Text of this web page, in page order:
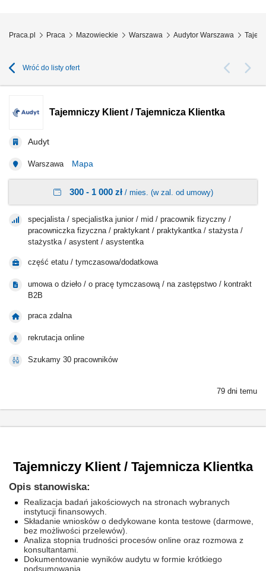
Praca.pl Praca Mazowieckie Warszawa Audytor Warszawa
Wróć do listy ofert
Tajemniczy Klient / Tajemnicza Klientka
Audyt
Warszawa Mapa
300 - 1 000 zł/ mies. (w zal. od umowy)
specjalista / specjalistka junior / mid / pracownik fizyczny /
pracowniczka fizyczna / praktykant / praktykantka / stażysta /
stażystka / asystent / asystentka
część etatu / tymczasowa/dodatkowa
umowa o dzieło / o pracę tymczasową / na zastępstwo / kontrakt
B2B
praca zdalna
rekrutacja online
Szukamy 30 pracowników
79 dni temu
Tajemniczy Klient / Tajemnicza Klientka
Opis stanowiska:
Realizacja badań jakościowych na stronach wybranych
instytucji finansowych.
Składanie wniosków o dedykowane konta testowe (darmowe,
bez możliwości przelewów).
Analiza stopnia trudności procesów online oraz rozmowa z
konsultantami.
Dokumentowanie wyników audytu w formie krótkiego
podsumowania.